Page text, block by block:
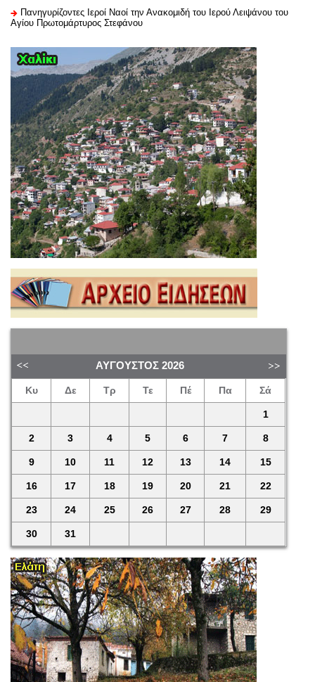
Πανηγυρίζοντες Ιεροί Ναοί την Ανακομιδή του Ιερού Λειψάνου του
Αγίου Πρωτομάρτυρος Στεφάνου
ΑΎΓΟΥΣΤΟΣ 2026
Κυ Δε Τρ Τε Πέ Πα Σά
1
2 3 4 5 6 7 8
9 10 11 12 13 14 15
16 17 18 19 20 21 22
23 24 25 26 27 28 29
30 31